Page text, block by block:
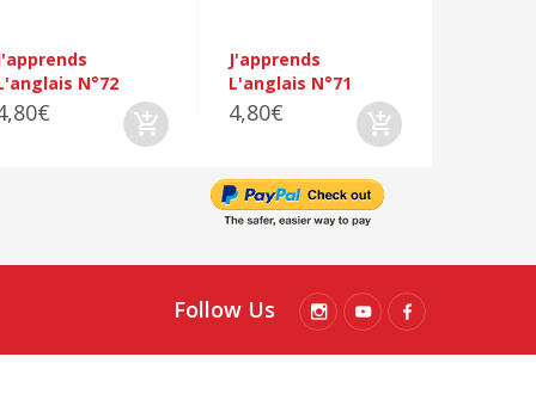
N°72
J'apprends
L'anglais N°71
4,80€
Follow Us